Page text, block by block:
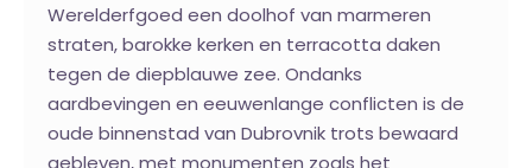
Werelderfgoed een doolhof van marmeren
straten, barokke kerken en terracotta daken
tegen de diepblauwe zee. Ondanks
aardbevingen en eeuwenlange conflicten is de
oude binnenstad van Dubrovnik trots bewaard
gebleven, met monumenten zoals het